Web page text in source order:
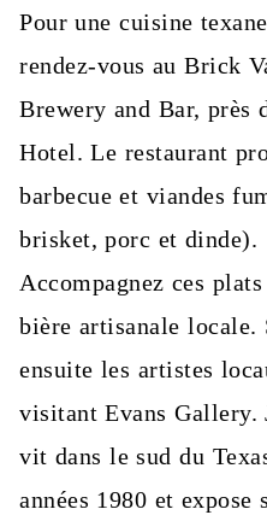
Pour une cuisine
rendez-vous au Brick
Brewery and Bar, près
Hotel. Le restaurant
barbecue et viandes
brisket, porc et dinde).
Accompagnez ces plats
bière artisanale locale.
ensuite les artistes
visitant Evans Gallery.
vit dans le sud du
années 1980 et expose